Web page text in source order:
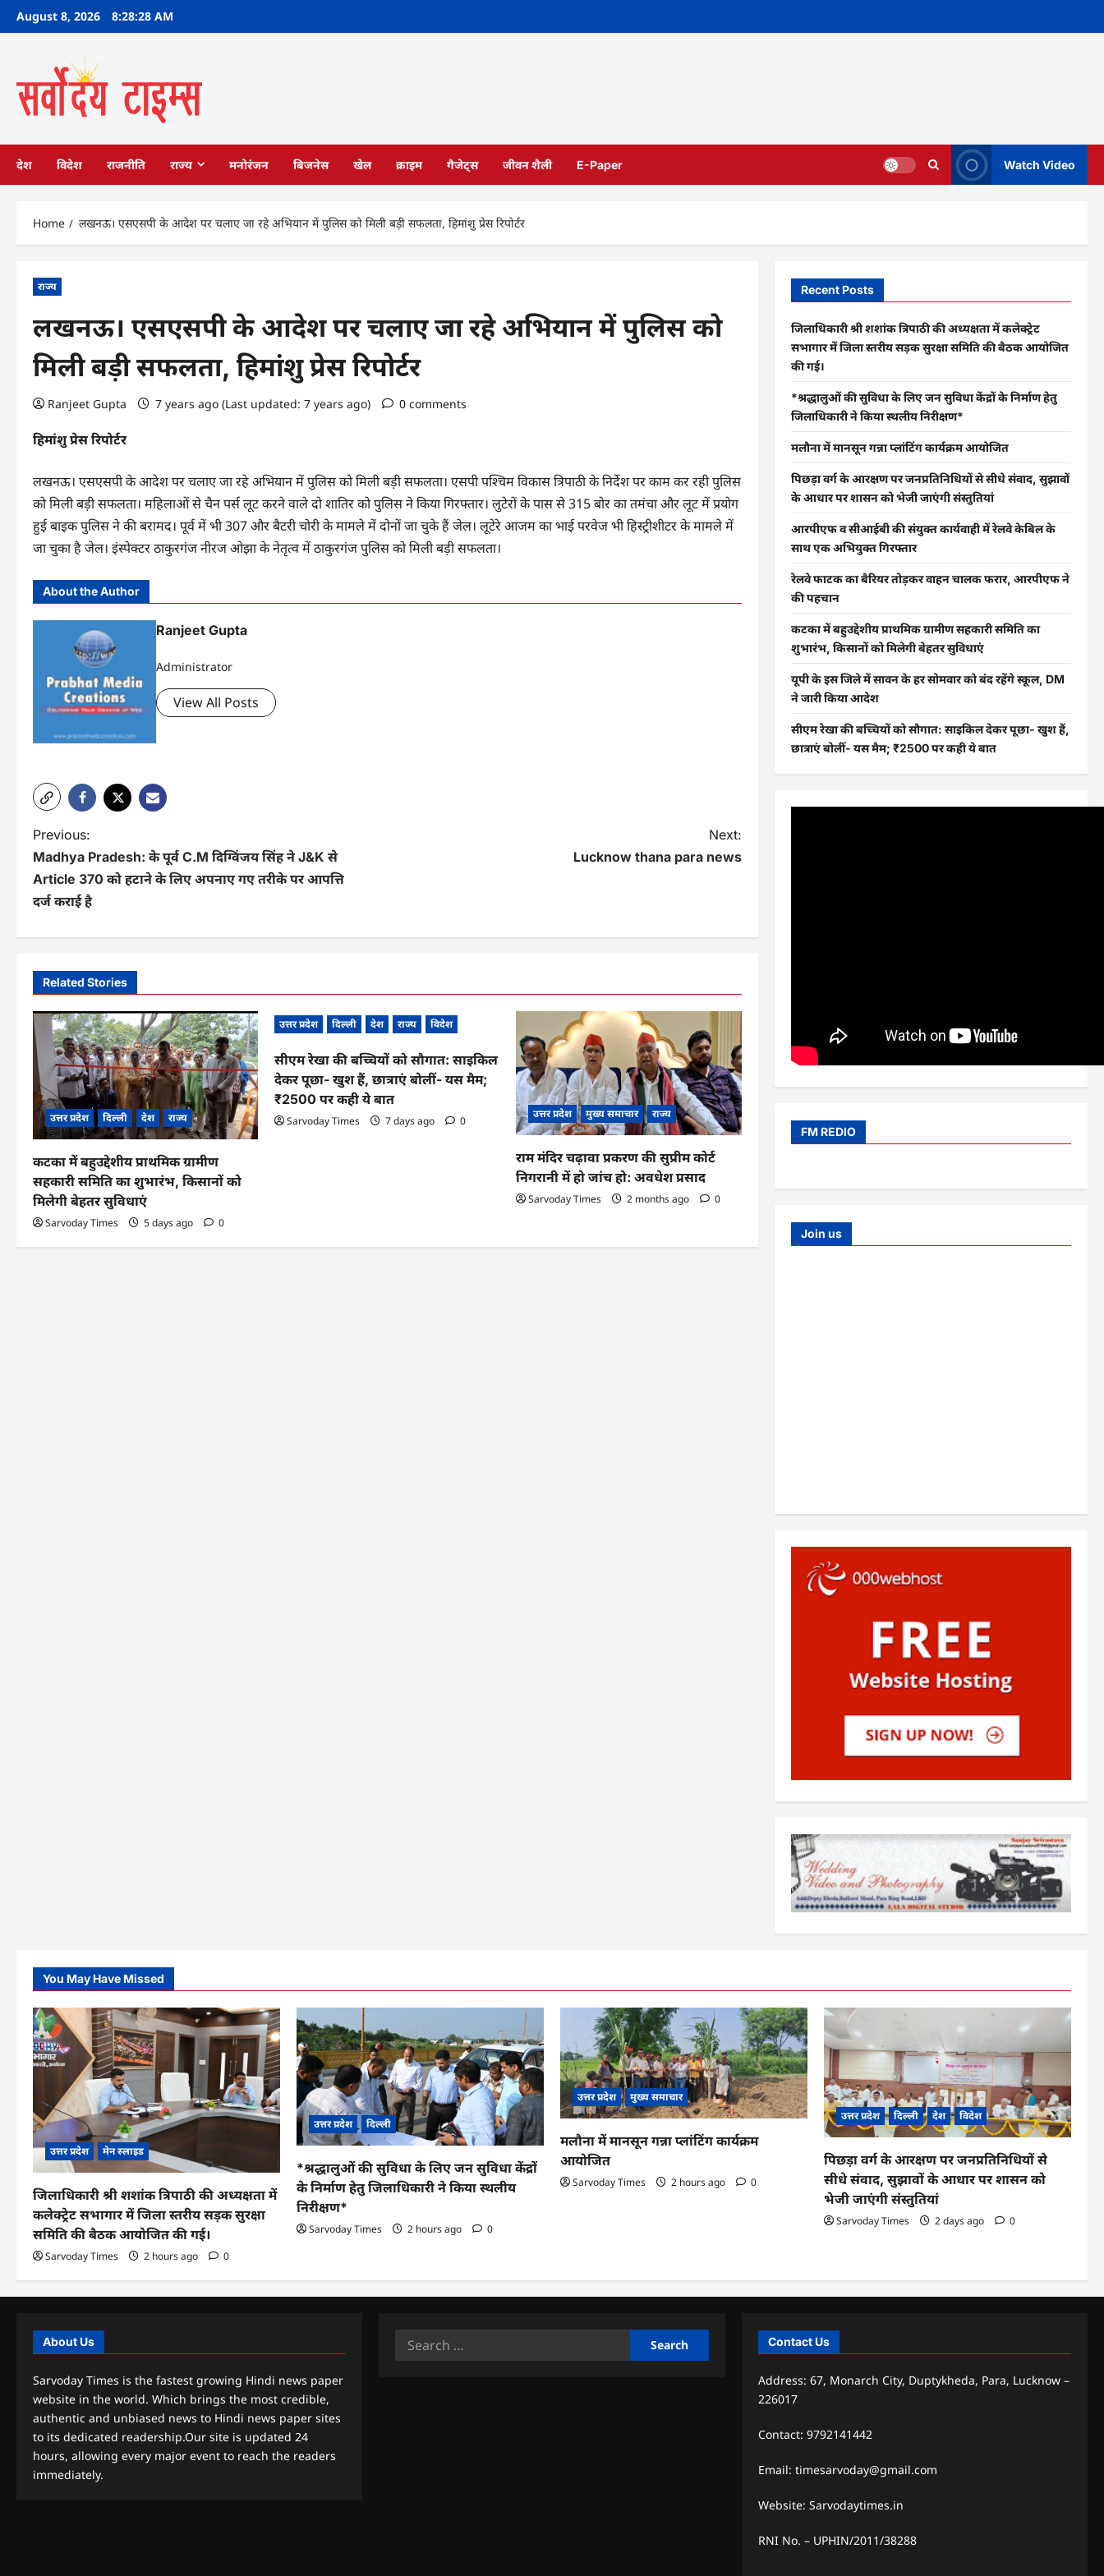
SkipAugust 8, 2026 8:28:29 AM
देश विदेश राजनीति राज्य मनोरंजन बिजनेस खेल क्राइम गैजेट्स जीवन शैली E-Paper Watch Video
Home लखनऊ। एसएसपी के आदेश पर चलाए जा रहे अभियान में पुलिस को मिली बड़ी सफलता, हिमांशु प्रेस रिपोर्टर
राज्य
लखनऊ। एसएसपी के आदेश पर चलाए जा रहे अभियान में पुलिस को
मिली बड़ी सफलता, हिमांशु प्रेस रिपोर्टर
Ranjeet Gupta 7 years ago (Last updated: 7 years ago) 0 comments
हिमांशु प्रेस रिपोर्टर
लखनऊ। एसएसपी के आदेश पर चलाए जा रहे अभियान में पुलिस को मिली बड़ी सफलता। एसपी पश्चिम विकास त्रिपाठी के निर्देश पर काम कर रही पुलिस
को मिली बड़ी सफलता। महिलाओं से चैन पर्स लूट करने वाले दो शातिर को पुलिस ने किया गिरफ्तार। लुटेरों के पास से 315 बोर का तमंचा और लूट में प्रयोग
हुई बाइक पुलिस ने की बरामद। पूर्व में भी 307 और बैटरी चोरी के मामले में दोनों जा चुके हैं जेल। लूटेरे आजम का भाई परवेज भी हिस्ट्रीशीटर के मामले में
जा चुका है जेल। इंस्पेक्टर ठाकुरगंज नीरज ओझा के नेतृत्व में ठाकुरगंज पुलिस को मिली बड़ी सफलता।
About the Author
Ranjeet Gupta
Administrator
View All Posts
P
o
s
v
i
g
a
t
i
o
n
Previous:
Madhya Pradesh: के पूर्व C.M दिग्विंजय सिंह ने J&K से
Article 370 को हटाने के लिए अपनाए गए तरीके पर आपत्ति
दर्ज कराई है
Next:
Lucknow thana para news
Related Stories
उत्तर प्रदेश दिल्ली देश राज्य
कटका में बहुउद्देशीय प्राथमिक ग्रामीण
सहकारी समिति का शुभारंभ, किसानों को
मिलेगी बेहतर सुविधाएं
Sarvoday Times 5 days ago 0
उत्तर प्रदेश दिल्ली देश राज्य विदेश
सीएम रेखा की बच्चियों को सौगात: साइकिल
देकर पूछा- खुश हैं, छात्राएं बोलीं- यस मैम;
₹2500 पर कही ये बात
Sarvoday Times 7 days ago 0
उत्तर प्रदेश मुख्य समाचार राज्य
राम मंदिर चढ़ावा प्रकरण की सुप्रीम कोर्ट
निगरानी में हो जांच हो: अवधेश प्रसाद
Sarvoday Times 2 months ago 0
Recent Posts
जिलाधिकारी श्री शशांक त्रिपाठी की अध्यक्षता में कलेक्ट्रेट
सभागार में जिला स्तरीय सड़क सुरक्षा समिति की बैठक आयोजित
की गई।
*श्रद्धालुओं की सुविधा के लिए जन सुविधा केंद्रों के निर्माण हेतु
जिलाधिकारी ने किया स्थलीय निरीक्षण*
मलौना में मानसून गन्ना प्लांटिंग कार्यक्रम आयोजित
पिछड़ा वर्ग के आरक्षण पर जनप्रतिनिधियों से सीधे संवाद, सुझावों
के आधार पर शासन को भेजी जाएंगी संस्तुतियां
आरपीएफ व सीआईबी की संयुक्त कार्यवाही में रेलवे केबिल के
साथ एक अभियुक्त गिरफ्तार
रेलवे फाटक का बैरियर तोड़कर वाहन चालक फरार, आरपीएफ ने
की पहचान
कटका में बहुउद्देशीय प्राथमिक ग्रामीण सहकारी समिति का
शुभारंभ, किसानों को मिलेगी बेहतर सुविधाएं
यूपी के इस जिले में सावन के हर सोमवार को बंद रहेंगे स्कूल, DM
ने जारी किया आदेश
सीएम रेखा की बच्चियों को सौगात: साइकिल देकर पूछा- खुश हैं,
छात्राएं बोलीं- यस मैम; ₹2500 पर कही ये बात
FM REDIO
Join us
You May Have Missed
उत्तर प्रदेश मेन स्लाइड
जिलाधिकारी श्री शशांक त्रिपाठी की अध्यक्षता में
कलेक्ट्रेट सभागार में जिला स्तरीय सड़क सुरक्षा
समिति की बैठक आयोजित की गई।
Sarvoday Times 2 hours ago 0
उत्तर प्रदेश दिल्ली
*श्रद्धालुओं की सुविधा के लिए जन सुविधा केंद्रों
के निर्माण हेतु जिलाधिकारी ने किया स्थलीय
निरीक्षण*
Sarvoday Times 2 hours ago 0
उत्तर प्रदेश मुख्य समाचार
मलौना में मानसून गन्ना प्लांटिंग कार्यक्रम
आयोजित
Sarvoday Times 2 hours ago 0
उत्तर प्रदेश दिल्ली देश विदेश
पिछड़ा वर्ग के आरक्षण पर जनप्रतिनिधियों से
सीधे संवाद, सुझावों के आधार पर शासन को
भेजी जाएंगी संस्तुतियां
Sarvoday Times 2 days ago 0
About Us
Sarvoday Times is the fastest growing Hindi news paper
website in the world. Which brings the most credible,
authentic and unbiased news to Hindi news paper sites
to its dedicated readership.Our site is updated 24
hours, allowing every major event to reach the readers
immediately.
Search
Contact Us
Address: 67, Monarch City, Duptykheda, Para, Lucknow –
226017
Contact: 9792141442
Email: timesarvoday@gmail.com
Website: Sarvodaytimes.in
RNI No. – UPHIN/2011/38288